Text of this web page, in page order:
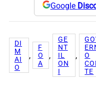
Google
DI
M
AI
O
,
F
O
A
,
GE
NT
IL
ON
I
,
O
TE